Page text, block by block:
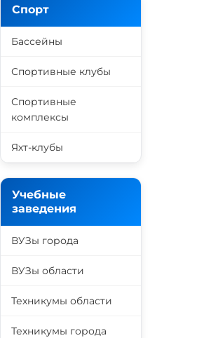
Спорт
Бассейны
Спортивные клубы
Спортивные
комплексы
Яхт-клубы
Учебные
заведения
ВУЗы города
ВУЗы области
Техникумы области
Техникумы города